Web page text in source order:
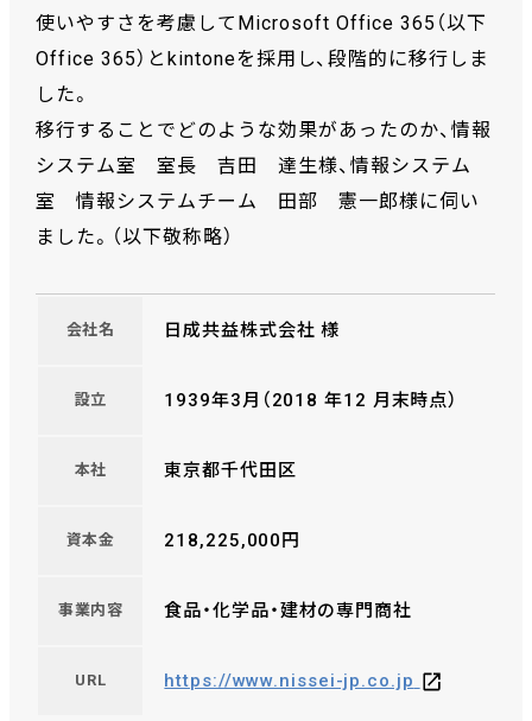
使いやすさを考慮してMicrosoft Office 365（以下
Office 365）とkintoneを採用し、段階的に移行しま
した。
移行することでどのような効果があったのか、情報
システム室 室長 吉田 達生様、情報システム
室 情報システムチーム 田部 憲一郎様に伺い
ました。（以下敬称略）
会社名 日成共益株式会社 様
設立 1939年3月（2018 年12 月末時点）
本社 東京都千代田区
資本金 218,225,000円
事業内容 食品・化学品・建材の専門商社
URL https://www.nissei-jp.co.jp